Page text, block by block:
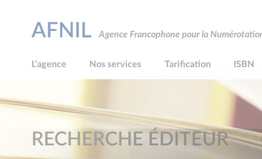
AFNIL Agence Francophone pour la
L’agence Nos services Tarification ISBN
RECHERCHE ÉDITEUR